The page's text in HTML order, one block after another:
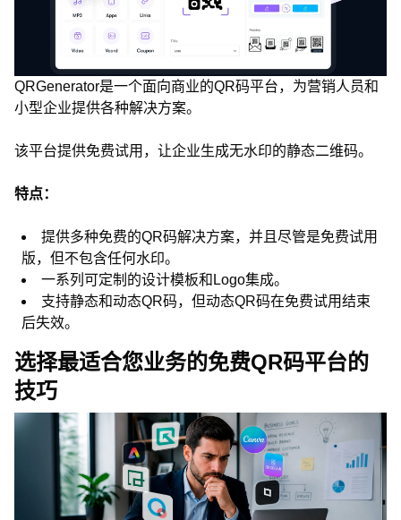
QRGenerator是一个面向商业的QR码平台，为营销人员和
小型企业提供各种解决方案。
该平台提供免费试用，让企业生成无水印的静态二维码。
特点：
提供多种免费的QR码解决方案，并且尽管是免费试用
版，但不包含任何水印。
一系列可定制的设计模板和Logo集成。
支持静态和动态QR码，但动态QR码在免费试用结束
后失效。
选择最适合您业务的免费QR码平台的
技巧